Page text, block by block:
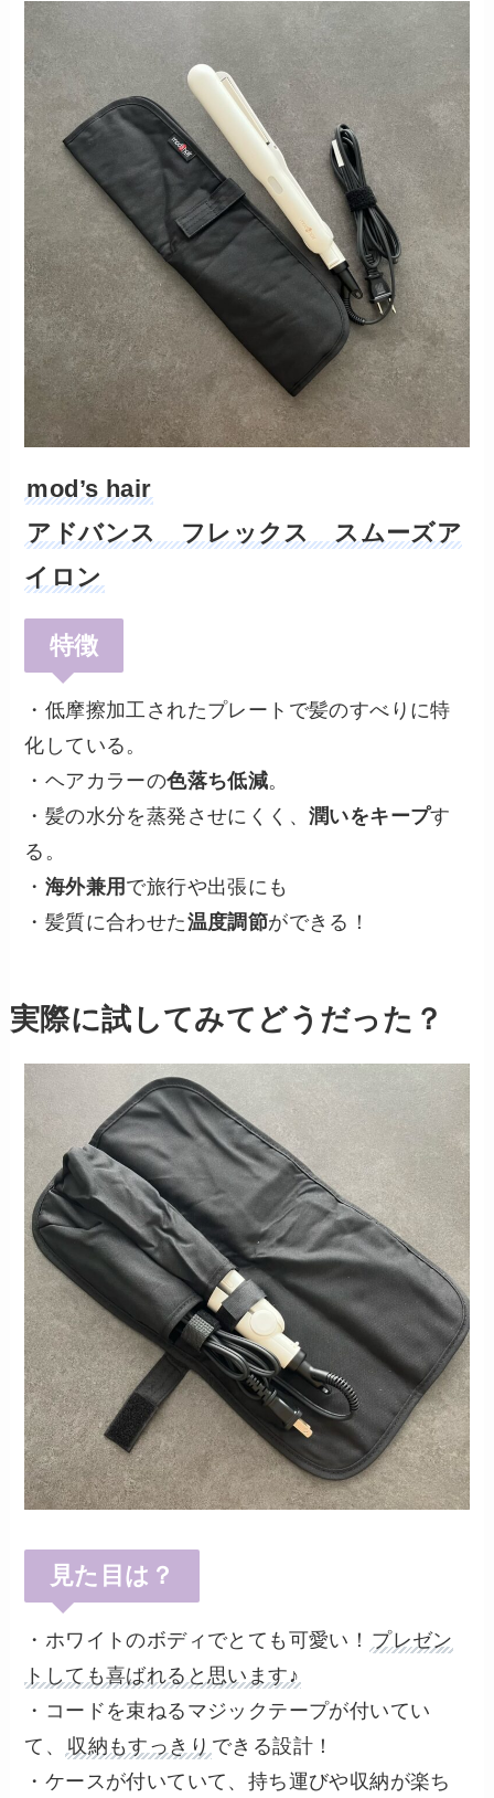
mod’s hair
アドバンス フレックス スムーズア
イロン
特徴
・低摩擦加工されたプレートで髪のすべりに特
化している。
・ヘアカラーの色落ち低減。
・髪の水分を蒸発させにくく、潤いをキープす
る。
・ 海外兼用 で旅行や出張にも
・髪質に合わせた温度調節ができる！
実際に試してみてどうだった？
見た目は？
・ホワイトのボディでとても可愛い！ プレゼン
トしても喜ばれると思います♪
・コードを束ねるマジックテープが付いてい
て、
収納もすっきり できる設計！
・ケースが付いていて、持ち運びや収納が楽ち